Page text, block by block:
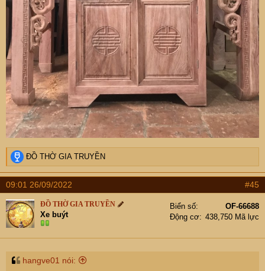
Cảm ơn cụ chủ làm toàn bộ ban thờ nhà em
Ưng ý ạ
R
e
a
c
t
i
o
n
s
ĐỒ THỜ GIA TRUYỀN
09:01 26/09/2022 #45
ĐỒ THỜ GIA TRUYỀN
Xe buýt
Biển số
OF-66688
Động cơ
438,750 Mã lực
hangve01 nói: